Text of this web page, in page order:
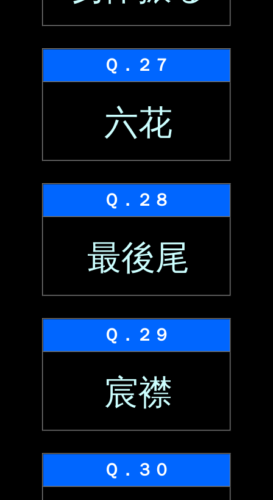
Ｑ．２７
六花
Ｑ．２８
最後尾
Ｑ．２９
宸襟
Ｑ．３０